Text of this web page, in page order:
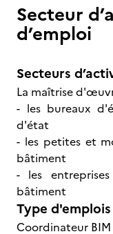
Secteur
d’emploi
Secteurs
La maîtrise
- les bureaux
d'état
- les petites et
bâtiment
- les
bâtiment
Type
Coordinateur BIM